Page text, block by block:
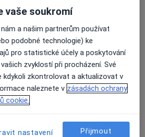
stomatologie
vaše soukromí
a našim partnerům používat
podobné technologie) ke
pro statistické účely a poskytování
zvyklostí při procházení. Své
kdykoli zkontrolovat a aktualizovat v
naleznete v zásadách ochrany
cookie.
nastavení Přijmout